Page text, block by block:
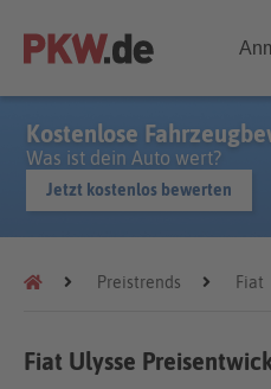
Kostenlose
Was ist dein Auto wert?
Jetzt kostenlos bewerten
Preistrends Fiat
Fiat Ulysse